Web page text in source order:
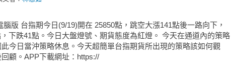
腦版 台指期今日(9/19)開在 25850點，跳空大漲141點後一路向下，
下跌41點。今日大盤燈號、期貨態度為紅燈。 今天在通道內的策略
今日當沖策略休息。今天超簡單台指期貨所出現的策略該如何觀
顧。APP下載網址：https://